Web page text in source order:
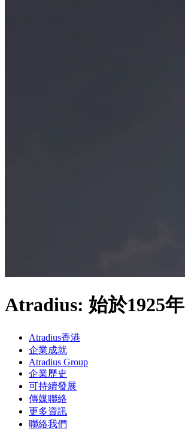
Atradius: 始於1925年
Atradius香港
企業成就
Atradius Group
企業歷史
可持續發展
傳媒聯絡
更多資訊
聯絡我們